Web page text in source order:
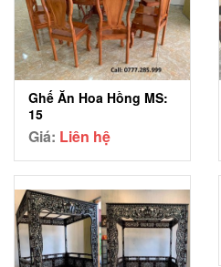
Ghế Ăn Hoa Hồng MS:
15
Giá: Liên hệ